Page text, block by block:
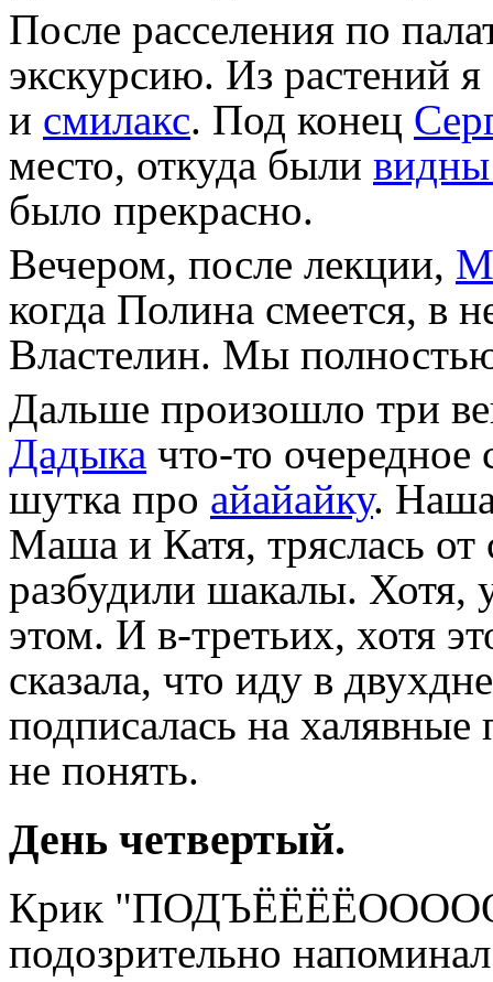
После расселения по
экскурсию. Из растений
и смилакс. Под конец
место, откуда были
было прекрасно.
Вечером, после лекции,
когда Полина смеется, в
Властелин. Мы
Дальше произошло три
Дадыка что-то очередное
шутка про айайайку. Наша
Маша и Катя, тряслась
разбудили шакалы. Хотя,
этом. И в-третьих, хотя
сказала, что иду в
подписалась на
не понять.
День четвертый.
Крик
подозрительно